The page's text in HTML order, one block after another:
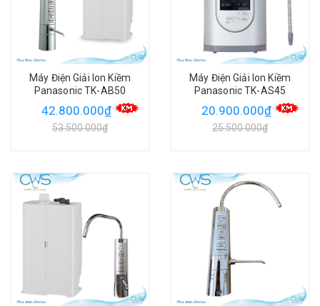
Máy Điện Giải Ion Kiềm
Panasonic TK-AB50
42.800.000₫
53.500.000₫
Máy Điện Giải Ion Kiềm
Panasonic TK-AS45
20.900.000₫
25.500.000₫